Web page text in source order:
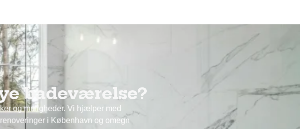
badeværelse?
og muligheder. Vi hjælper med
i København og omegn